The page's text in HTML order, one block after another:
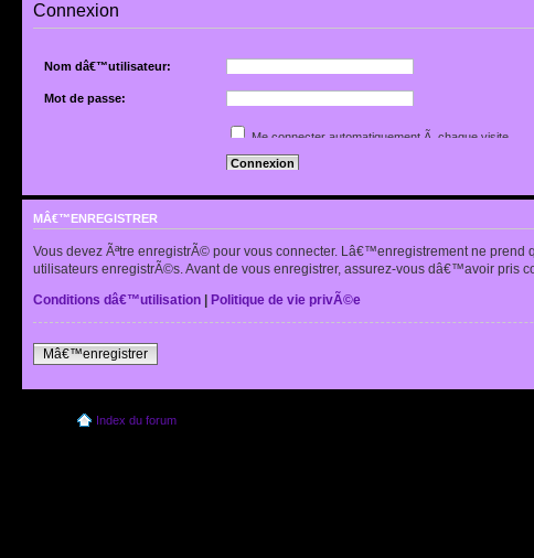
Connexion
Nom dâ€™utilisateur:
Mot de passe:
Renvoyer lâ€™e-mail de confirmation
Me connecter automatiquement Ã chaque visite
Cacher mon statut en ligne pour cette session
MÂ€™ENREGISTRER
Vous devez Ãªtre enregistrÃ© pour vous connecter. Lâ€™enregistrement ne
utilisateurs enregistrÃ©s. Avant de vous enregistrer, assurez-vous dâ€™avoir pris
Conditions dâ€™utilisation
Politique de vie privÃ©e
Mâ€™enregistrer
Index du forum